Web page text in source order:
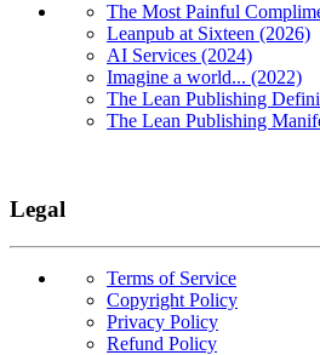
The Most Painful
Leanpub at Sixteen (2026)
AI Services (2024)
Imagine a world... (2022)
The Lean Publishing
The Lean Publishing
Legal
Terms of Service
Copyright Policy
Privacy Policy
Refund Policy